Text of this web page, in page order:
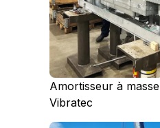
Amortisseur à
Vibratec